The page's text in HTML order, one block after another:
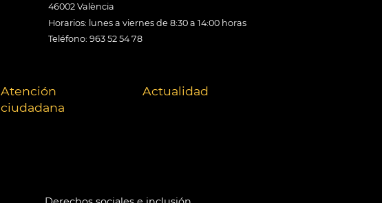
46002 València
Horarios: lunes a viernes de 8:30 a 14:00 horas
Teléfono: 963 52 54 78
Atención
ciudadana
Actualidad